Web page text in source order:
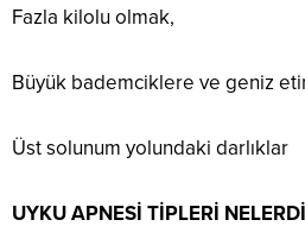
Fazla kilolu olmak,
Büyük bademciklere ve geniz
Üst solunum yolundaki darlıklar
UYKU APNESİ TİPLERİ